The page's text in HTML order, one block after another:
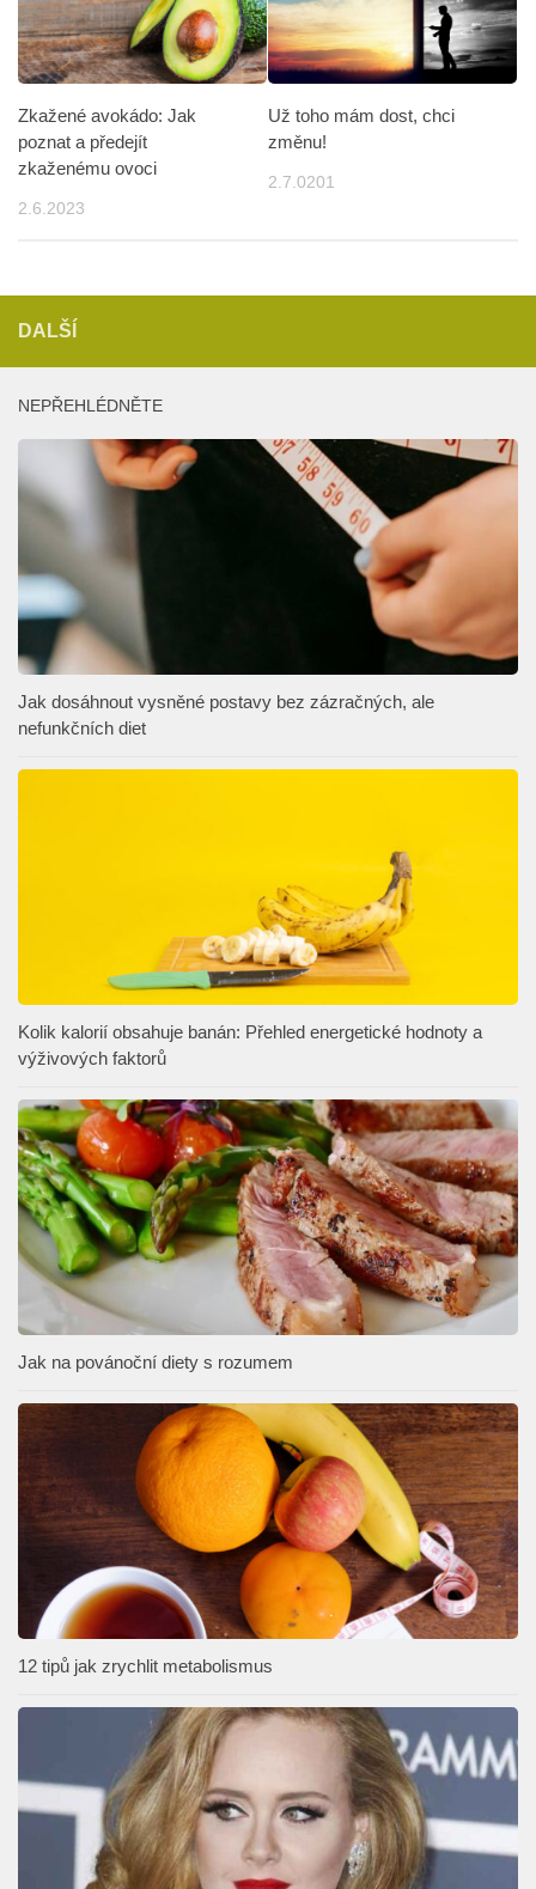
Zkažené avokádo: Jak
poznat a předejít
zkaženému ovoci
2.6.2023
Už toho mám dost, chci
změnu!
2.7.0201
DALŠÍ
NEPŘEHLÉDNĚTE
Jak dosáhnout vysněné postavy bez zázračných, ale
nefunkčních diet
Kolik kalorií obsahuje banán: Přehled energetické hodnoty a
výživových faktorů
Jak na povánoční diety s rozumem
12 tipů jak zrychlit metabolismus